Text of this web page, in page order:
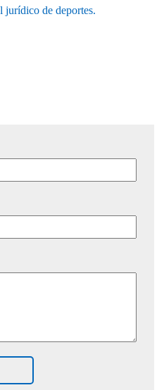
jurídico de deportes.